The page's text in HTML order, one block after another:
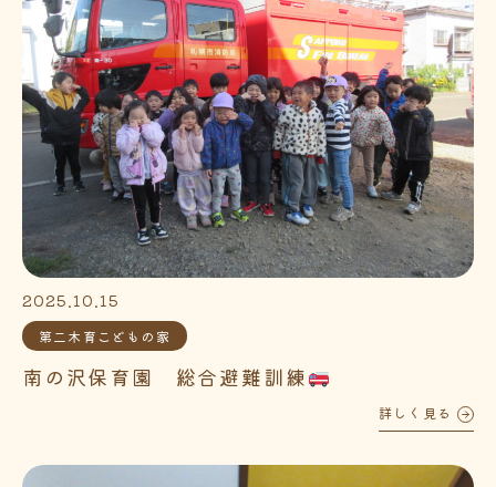
2025.10.15
第二木育こどもの家
南の沢保育園 総合避難訓練
詳しく見る